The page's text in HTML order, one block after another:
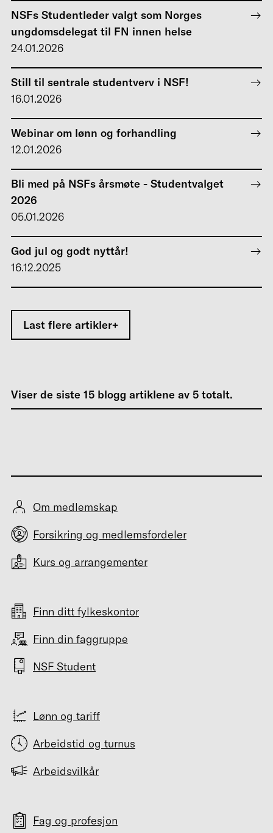
NSFs Studentleder valgt som Norges
ungdomsdelegat til FN innen helse
24.01.2026
Still til sentrale studentverv i NSF!
16.01.2026
Webinar om lønn og forhandling
12.01.2026
Bli med på NSFs årsmøte - Studentvalget
2026
05.01.2026
God jul og godt nyttår!
16.12.2025
Last flere artikler
Viser de siste 15 blogg artiklene av 5 totalt.
Om medlemskap
Forsikring og medlemsfordeler
Kurs og arrangementer
Finn ditt fylkeskontor
Finn din faggruppe
NSF Student
Lønn og tariff
Arbeidstid og turnus
Arbeidsvilkår
Fag og profesjon